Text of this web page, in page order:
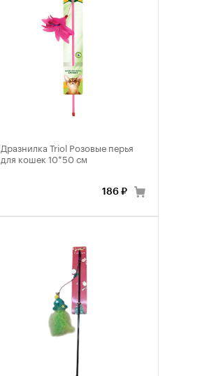
Дразнилка Triol Розовые перья
для кошек 10*50 см
186 ₽